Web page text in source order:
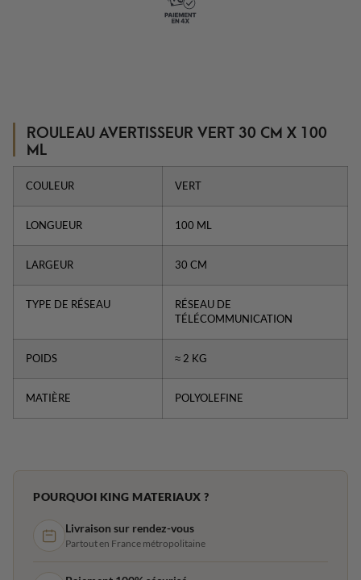
ROULEAU AVERTISSEUR VERT 30 CM X 100
ML
COULEUR VERT
LONGUEUR 100 ML
LARGEUR 30 CM
TYPE DE RÉSEAU
RÉSEAU DE
TÉLÉCOMMUNICATION
POIDS ≈ 2 KG
MATIÈRE POLYOLEFINE
POURQUOI KING MATERIAUX ?
Livraison sur rendez-vous
Partout en France métropolitaine